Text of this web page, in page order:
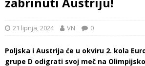
21 lipnja, 2024 VN 0
Poljska i Austrija će u okviru 2. kola
grupe D odigrati svoj meč na